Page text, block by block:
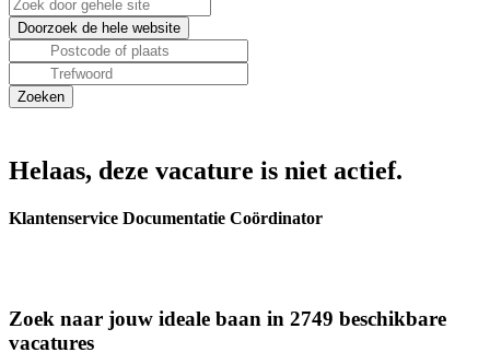
Helaas, deze vacature is niet actief.
Klantenservice Documentatie Coördinator
Zoek naar jouw ideale baan in 2749 beschikbare
vacatures